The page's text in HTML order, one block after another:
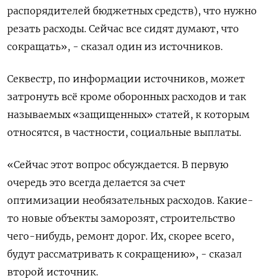
распорядителей бюджетных средств), что нужно
резать расходы. Сейчас ​все сидят думают, что
сокращать», - сказал один из источников.
Секвестр, по информации источников, может
затронуть всё кроме оборонных расходов и так
называемых «защищенных» статей, к которым
‌относятся, в частности, социальные выплаты.
«Сейчас этот вопрос обсуждается. В первую
очередь это всегда делается за счет
оптимизации необязательных расходов. Какие-
то новые объекты заморозят, ​строительство
чего-нибудь, ремонт дорог. Их, скорее всего,
будут рассматривать к сокращению», - сказал
второй источник.